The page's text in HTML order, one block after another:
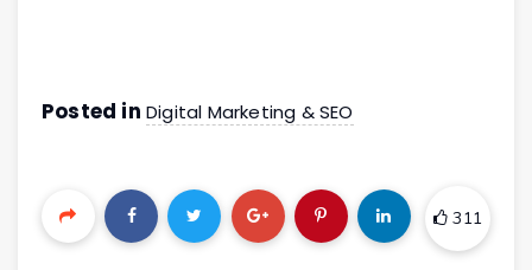
Posted in Digital Marketing & SEO
311